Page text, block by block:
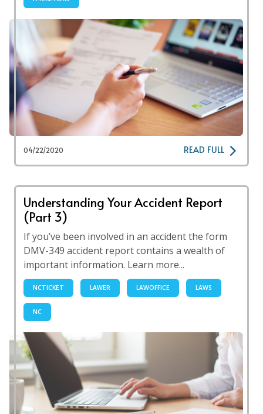
04/22/2020 READ FULL
Understanding Your Accident Report
(Part 3)
If you’ve been involved in an accident the form
DMV-349 accident report contains a wealth of
important information. Learn more...
NCTICKET LAWER LAWOFFICE LAWS
NC